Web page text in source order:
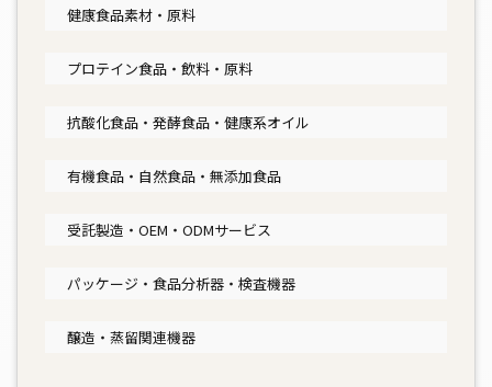
健康食品素材・原料
プロテイン食品・飲料・原料
抗酸化食品・発酵食品・健康系オイル
有機食品・自然食品・無添加食品
受託製造・OEM・ODMサービス
パッケージ・食品分析器・検査機器
醸造・蒸留関連機器